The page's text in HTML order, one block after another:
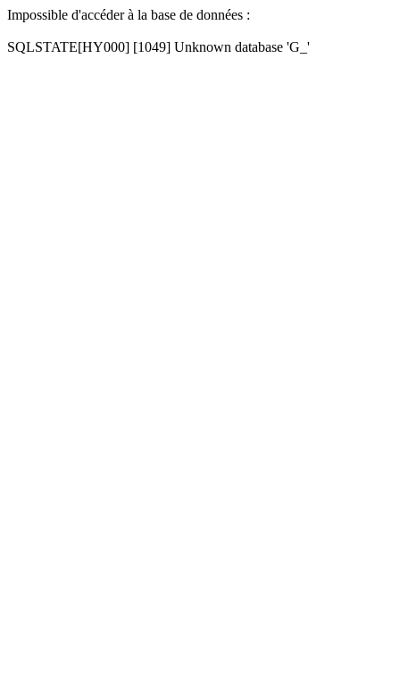
Impossible d'accéder à la base de données :
SQLSTATE[HY000] [1049] Unknown database 'G_'